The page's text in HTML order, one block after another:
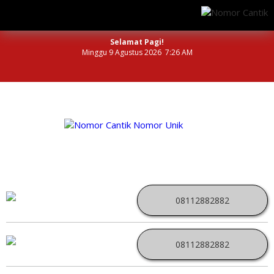
Selamat Pagi!
Minggu 9 Agustus 2026 7:26 AM
08112882882
08112882882